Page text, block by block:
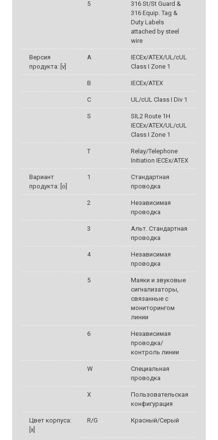
5
316 St/St Guard &
316 Equip. Tag &
Duty Labels
attached by steel
wire
Версия
продукта: [v]
A
IECEx/ATEX/UL/cUL
Class I Zone 1
B IECEx/ATEX
C UL/cUL Class I Div 1
S
SIL2 Route 1H
IECEx/ATEX/UL/cUL
Class I Zone 1
T
Relay/Telephone
Initiation IECEx/ATEX
Вариант
продукта: [o]
1
Стандартная
проводка
2
Независимая
проводка
3
Альт. Стандартная
проводка
4
Независимая
проводка
5
Маяки и звуковые
сигнализаторы,
связанные с
мониторингом
линии
6
Независимая
проводка/
контроль линии
W
Специальная
проводка
X
Пользовательская
конфигурация
Цвет корпуса:
[x]
R/G Красный/Серый